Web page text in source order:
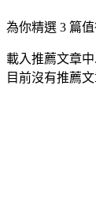
為你精選 3 篇
載入推薦文章中
目前沒有推薦